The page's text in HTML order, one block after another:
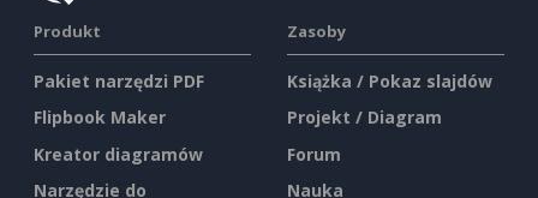
Produkt
Pakiet narzędzi PDF
Flipbook Maker
Kreator diagramów
Narzędzie do
Zasoby
Książka / Pokaz slajdów
Projekt / Diagram
Forum
Nauka